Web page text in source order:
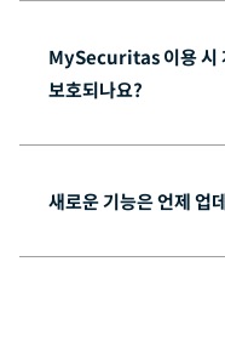
MySecuritas 이용 시
보호되나요?
새로운 기능은 언제 업